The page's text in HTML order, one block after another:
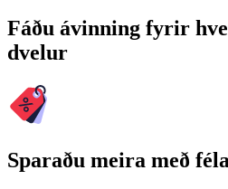
Fáðu ávinning fyrir
dvelur
Sparaðu meira með